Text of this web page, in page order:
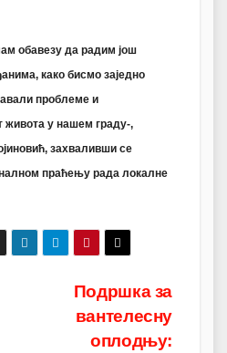
обавезу да радим још
како бисмо заједно
проблеме и
живота у нашем граду-,
захваливши се
праћењу рада локалне
Подршка за
вантелесну
оплодњу: